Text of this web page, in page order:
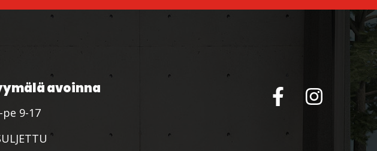
avoinna
pe 9-17